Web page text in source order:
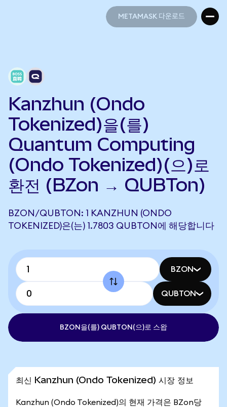
METAMASK 다운로드
Kanzhun (Ondo
Tokenized)을(를)
Quantum Computing
(Ondo Tokenized)(으)로
환전 (BZon → QUBTon)
BZON/QUBTON: 1 KANZHUN (ONDO
TOKENIZED)은(는) 1.7803 QUBTON에 해당합니다
BZON
QUBTON
BZON을(를) QUBTON(으)로 스왑
최신 Kanzhun (Ondo Tokenized) 시장 정보
Kanzhun (Ondo Tokenized)의 현재 가격은 BZon당